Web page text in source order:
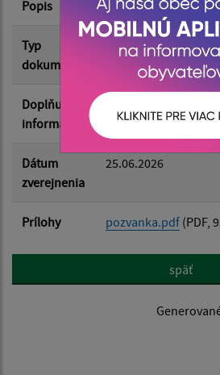
Filtrovať
Popis
Typ
dokumentu
Rôzne
Doplňujúce
informácie
Dátum
zverejnenia
25.06.2026
Prílohy pozvanka.pdf (PDF,
späť